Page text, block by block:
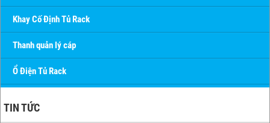
Khay Cố Định Tủ Rack
Thanh quản lý cáp
Ổ Điện Tủ Rack
TIN TỨC